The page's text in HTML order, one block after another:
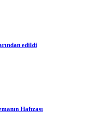
edildi
Hafızası